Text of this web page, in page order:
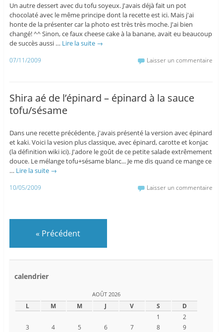
Un autre dessert avec du tofu soyeux. J'avais déjà fait un pot
chocolaté avec le même principe dont la recette est ici. Mais j'ai
honte de la présenter car la photo est très très moche. J'ai bien
changé! ^^ Sinon, ce faux cheese cake à la banane, avait eu beaucoup
de succès aussi … Lire la suite →
07/11/2009 Laisser un commentaire
Shira aé de l’épinard – épinard à la sauce
tofu/sésame
Dans une recette précédente, j'avais présenté la version avec épinard
et kaki. Voici la vesion plus classique, avec épinard, carotte et konjac
(la définition wiki ici). J'adore le goût de ce petite salade extrêmement
douce. Le mélange tofu+sésame blanc... Je me dis quand ce mange ce
… Lire la suite →
10/05/2009 Laisser un commentaire
« Précédent
calendrier
AOÛT 2026
L M M J V S D
1
2
3
4 5 6 7 8
9